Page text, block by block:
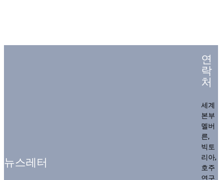
뉴스레터
연
락
처
세계
본부
멜버
른,
빅토
리아,
호주
연구